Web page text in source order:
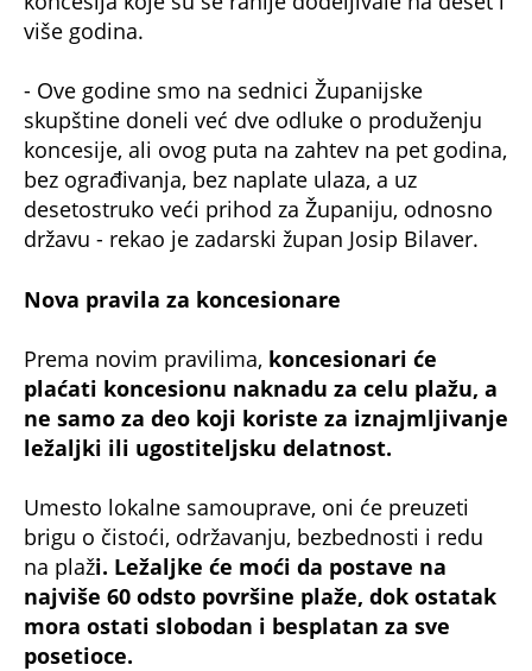
više godina.
- Ove godine smo na sednici Županijske
skupštine doneli već dve odluke o produženju
koncesije, ali ovog puta na zahtev na pet godina,
bez ograđivanja, bez naplate ulaza, a uz
desetostruko veći prihod za Županiju, odnosno
državu - rekao je zadarski župan Josip Bilaver.
Nova pravila za koncesionare
Prema novim pravilima, koncesionari će
plaćati koncesionu naknadu za celu plažu, a
ne samo za deo koji koriste za iznajmljivanje
ležaljki ili ugostiteljsku delatnost.
Umesto lokalne samouprave, oni će preuzeti
brigu o čistoći, održavanju, bezbednosti i redu
na plaži. Ležaljke će moći da postave na
najviše 60 odsto površine plaže, dok ostatak
mora ostati slobodan i besplatan za sve
posetioce.